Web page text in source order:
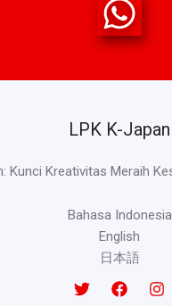
LPK K-Japan
Kunci Kreativitas Meraih
Bahasa Indonesia
English
日本語